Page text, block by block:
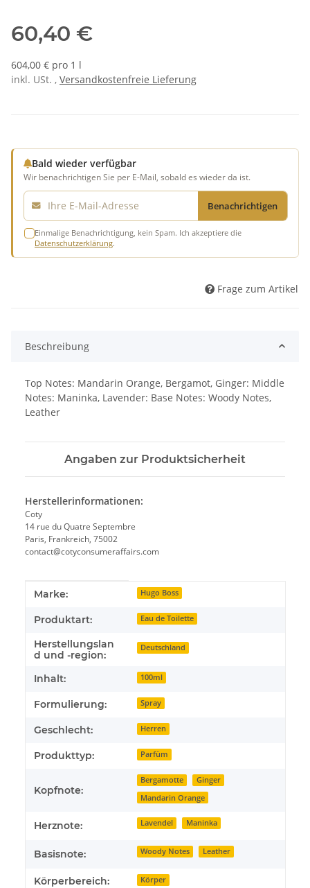
60,40 €
604,00 € pro 1 l
inkl. USt. , Versandkostenfreie Lieferung
Bald wieder verfügbar
Wir benachrichtigen Sie per E-Mail, sobald es wieder da ist.
E-Mail
Benachrichtigen
Einmalige Benachrichtigung, kein Spam. Ich akzeptiere die
Datenschutzerklärung.
Frage zum Artikel
Beschreibung
Top Notes: Mandarin Orange, Bergamot, Ginger: Middle
Notes: Maninka, Lavender: Base Notes: Woody Notes,
Leather
Angaben zur Produktsicherheit
Herstellerinformationen:
Coty
14 rue du Quatre Septembre
Paris, Frankreich, 75002
contact@cotyconsumeraffairs.com
Produkteigenschaft
Wert
Marke: Hugo Boss
Produktart: Eau de Toilette
Herstellungslan
d und -region:
Deutschland
Inhalt: 100ml
Formulierung: Spray
Geschlecht: Herren
Produkttyp: Parfüm
Kopfnote:
Bergamotte
Ginger
Mandarin Orange
Herznote: Lavendel Maninka
Basisnote: Woody Notes Leather
Körperbereich: Körper